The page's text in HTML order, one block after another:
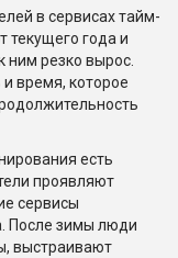
в сервисах тайм-
текущего года и
ним резко вырос.
время, которое
есть
проявляют
сервисы
После зимы люди
выстраивают